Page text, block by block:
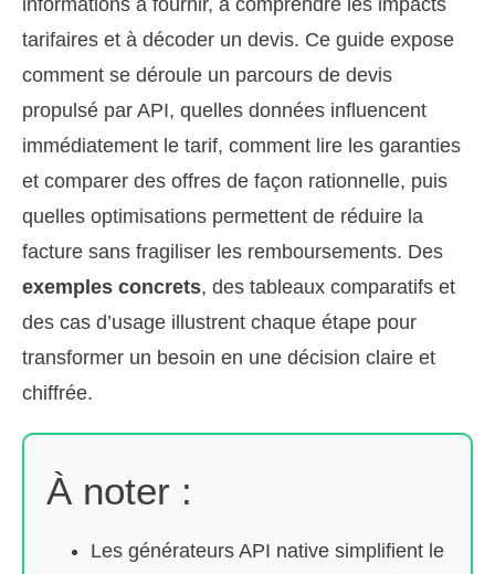
informations à fournir, à comprendre les impacts
tarifaires et à décoder un devis. Ce guide expose
comment se déroule un parcours de devis
propulsé par API, quelles données influencent
immédiatement le tarif, comment lire les garanties
et comparer des offres de façon rationnelle, puis
quelles optimisations permettent de réduire la
facture sans fragiliser les remboursements. Des
exemples concrets, des tableaux comparatifs et
des cas d’usage illustrent chaque étape pour
transformer un besoin en une décision claire et
chiffrée.
À noter :
Les générateurs API native simplifient le